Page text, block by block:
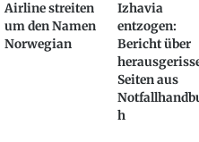
Airline streiten
um den Namen
Norwegian
Izhavia
entzogen:
Bericht über
Seiten aus
h